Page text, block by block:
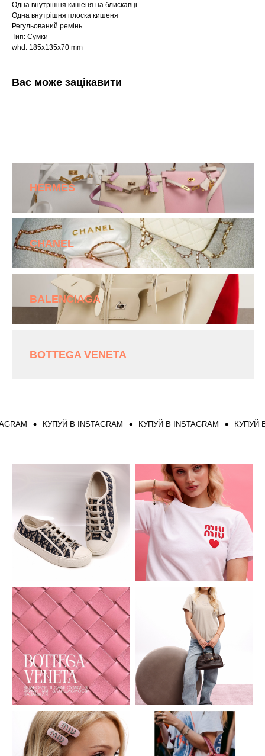
Одна внутрішня кишеня на блискавці
Одна внутрішня плоска кишеня
Регульований ремінь
Тип: Сумки
whd: 185x135x70 mm
Вас може зацікавити
HERMES
CHANEL
BALENCIAGA
BOTTEGA VENETA
КУПУЙ В INSTAGRAM КУПУЙ В INSTAGRAM КУПУЙ В